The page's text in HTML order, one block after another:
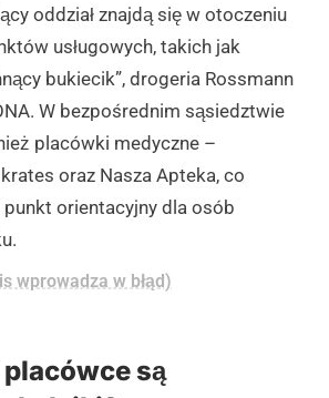
oddział znajdą się w otoczeniu
usługowych, takich jak
bukiecik”, drogeria Rossmann
W bezpośrednim sąsiedztwie
placówki medyczne –
oraz Nasza Apteka, co
orientacyjny dla osób
wprowadza w błąd)
są